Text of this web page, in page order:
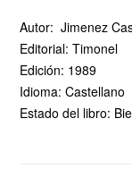
Autor: Jimenez
Editorial: Timonel
Edición: 1989
Idioma: Castellano
Estado del libro: